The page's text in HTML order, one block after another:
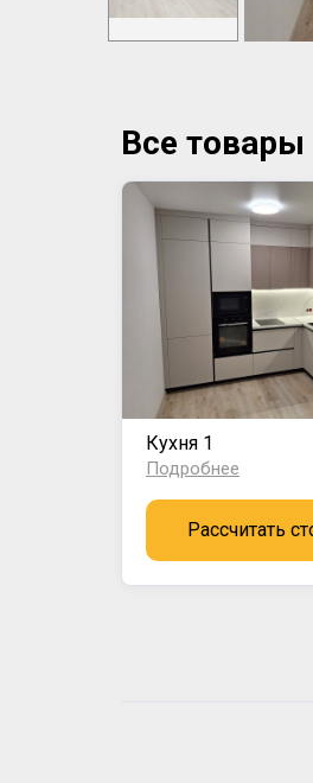
Все товары
Кухня 1
Подробнее
Рассчитать